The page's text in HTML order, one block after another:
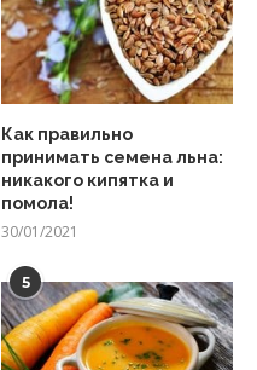
Как правильно
принимать семена льна:
никакого кипятка и
помола!
30/01/2021
5